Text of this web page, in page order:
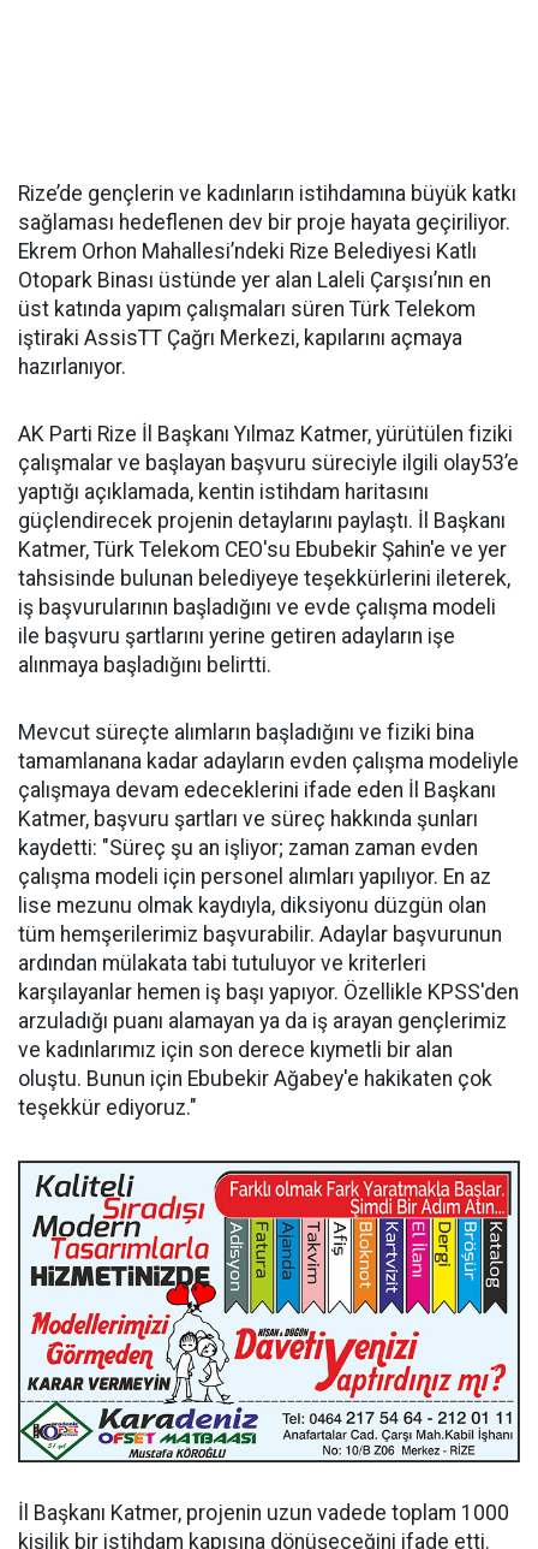
Rize’de gençlerin ve kadınların istihdamına büyük katkı
sağlaması hedeflenen dev bir proje hayata geçiriliyor.
Ekrem Orhon Mahallesi’ndeki Rize Belediyesi Katlı
Otopark Binası üstünde yer alan Laleli Çarşısı’nın en
üst katında yapım çalışmaları süren Türk Telekom
iştiraki AssisTT Çağrı Merkezi, kapılarını açmaya
hazırlanıyor.
AK Parti Rize İl Başkanı Yılmaz Katmer, yürütülen fiziki
çalışmalar ve başlayan başvuru süreciyle ilgili olay53’e
yaptığı açıklamada, kentin istihdam haritasını
güçlendirecek projenin detaylarını paylaştı. İl Başkanı
Katmer, Türk Telekom CEO'su Ebubekir Şahin'e ve yer
tahsisinde bulunan belediyeye teşekkürlerini ileterek,
iş başvurularının başladığını ve evde çalışma modeli
ile başvuru şartlarını yerine getiren adayların işe
alınmaya başladığını belirtti.
Mevcut süreçte alımların başladığını ve fiziki bina
tamamlanana kadar adayların evden çalışma modeliyle
çalışmaya devam edeceklerini ifade eden İl Başkanı
Katmer, başvuru şartları ve süreç hakkında şunları
kaydetti: "Süreç şu an işliyor; zaman zaman evden
çalışma modeli için personel alımları yapılıyor. En az
lise mezunu olmak kaydıyla, diksiyonu düzgün olan
tüm hemşerilerimiz başvurabilir. Adaylar başvurunun
ardından mülakata tabi tutuluyor ve kriterleri
karşılayanlar hemen iş başı yapıyor. Özellikle KPSS'den
arzuladığı puanı alamayan ya da iş arayan gençlerimiz
ve kadınlarımız için son derece kıymetli bir alan
oluştu. Bunun için Ebubekir Ağabey'e hakikaten çok
teşekkür ediyoruz."
İl Başkanı Katmer, projenin uzun vadede toplam 1000
kişilik bir istihdam kapısına dönüşeceğini ifade etti.